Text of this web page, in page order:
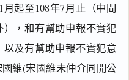
起至108年7月止（中間
），和有幫助申報不實犯
及有幫助申報不實犯意
維(宋國維未仲介同開公